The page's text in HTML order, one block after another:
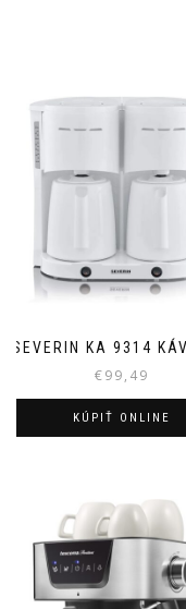
SEVERIN KA 9314
€99,49
KÚPIŤ ONLINE